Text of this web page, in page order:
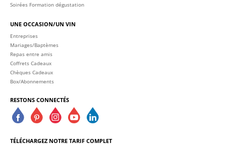
Soirées Formation dégustation
UNE OCCASION/UN VIN
Entreprises
Mariages/Baptèmes
Repas entre amis
Coffrets Cadeaux
Chèques Cadeaux
Box/Abonnements
RESTONS CONNECTÉS
TÉLÉCHARGEZ NOTRE TARIF COMPLET